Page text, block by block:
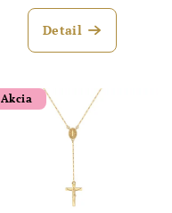
Detail
Akcia